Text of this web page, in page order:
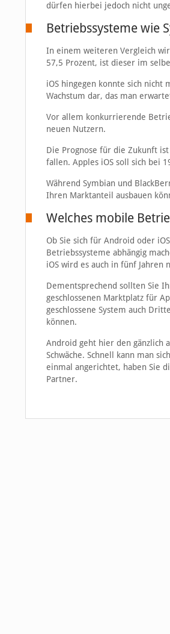
dürfen hierbei jedoch nicht
Betriebssysteme wie
In einem weiteren Vergleich
57,5 Prozent, ist dieser im
iOS hingegen konnte sich nicht
Wachstum dar, das man
Vor allem konkurrierende
neuen Nutzern.
Die Prognose für die Zukunft
fallen. Apples iOS soll sich bei
Während Symbian und
Ihren Marktanteil ausbauen
Welches mobile
Ob Sie sich für Android oder
Betriebssysteme abhängig
iOS wird es auch in fünf Jahren
Dementsprechend sollten Sie
geschlossenen Marktplatz für
geschlossene System auch
können.
Android geht hier den gänzlich
Schwäche. Schnell kann man
einmal angerichtet, haben Sie
Partner.